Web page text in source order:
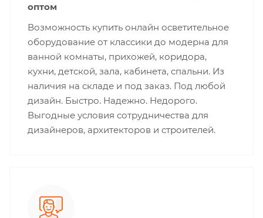
оптом
Возможность купить онлайн осветительное
оборудование от классики до модерна для
ванной комнаты, прихожей, коридора,
кухни, детской, зала, кабинета, спальни. Из
наличия на складе и под заказ. Под любой
дизайн. Быстро. Надежно. Недорого.
Выгодные условия сотрудничества для
дизайнеров, архитекторов и строителей.